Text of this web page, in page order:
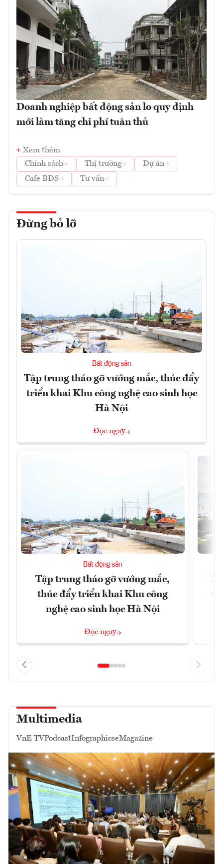
Doanh nghiệp bất động sản lo quy định
mới làm tăng chi phí tuân thủ
Xem thêm
Chính sách
Thị trường
Dự án
Cafe BĐS
Tư vấn
Đừng bỏ lỡ
Bất động sản
Tập trung tháo gỡ vướng mắc, thúc đẩy
triển khai Khu công nghệ cao sinh học
Hà Nội
Đọc ngay
Bất động sản
Tập trung tháo gỡ vướng mắc,
thúc đẩy triển khai Khu công
nghệ cao sinh học Hà Nội
Đọc ngay
Multimedia
VnE TVPodcastInfographicseMagazine